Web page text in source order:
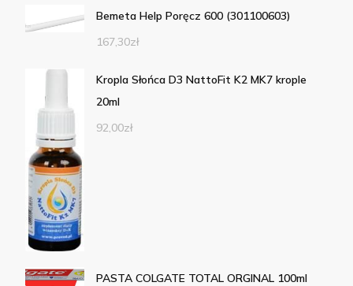
Bemeta Help Poręcz 600 (301100603)
167,30zł
Kropla Słońca D3 NattoFit K2 MK7 krople
20ml
92,00zł
PASTA COLGATE TOTAL ORGINAL 100ml